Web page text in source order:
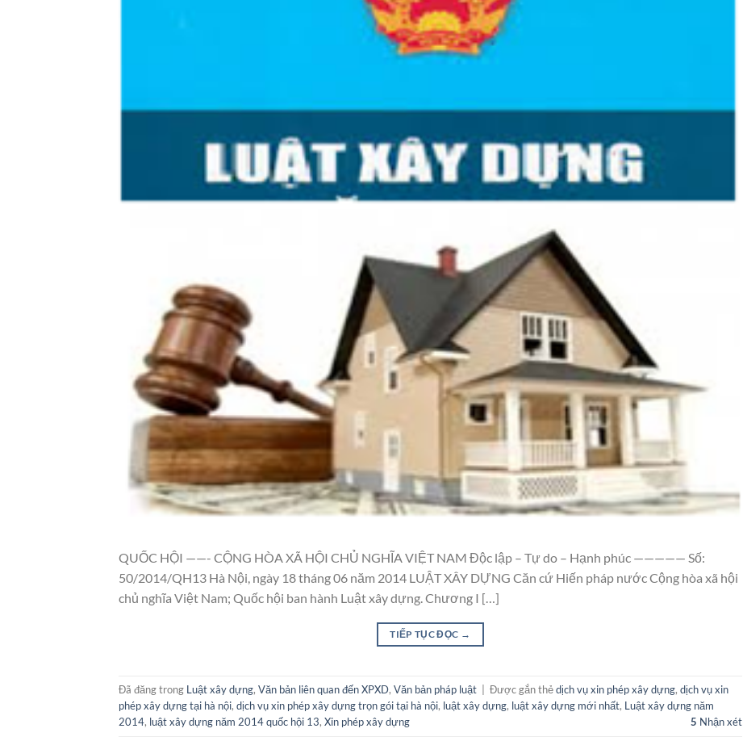
QUỐC HỘI ——- CỘNG HÒA XÃ HỘI CHỦ NGHĨA VIỆT NAM Độc lập – Tự do – Hạnh phúc ————— Số:
50/2014/QH13 Hà Nội, ngày 18 tháng 06 năm 2014 LUẬT XÂY DỰNG Căn cứ Hiến pháp nước Cộng hòa xã hội
chủ nghĩa Việt Nam; Quốc hội ban hành Luật xây dựng. Chương I […]
TIẾP TỤC ĐỌC →
Đã đăng trong Luật xây dựng, Văn bản liên quan đến XPXD, Văn bản pháp luật Được gắn thẻdịch vụ xin phép xây dựng, dịch vụ xin
phép xây dựng tại hà nội, dịch vụ xin phép xây dựng trọn gói tại hà nội, luật xây dựng, luật xây dựng mới nhất, Luật xây dựng năm
2014, luật xây dựng năm 2014 quốc hội 13, Xin phép xây dựng 5 Nhận xét